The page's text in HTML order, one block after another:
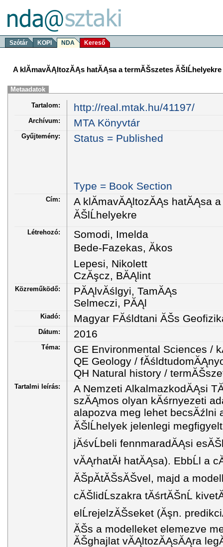
Szótár KOPI NDA Kereső
A klĂ­mavĂĄltozĂĄs hatĂĄsa a termĂŠszetes ĂŠlĹhelyekre
Metaadatok
Tartalom: http://real.mtak.hu/41197/
Archívum: MTA Könyvtár
Gyűjtemény: Status = Published
Type = Book Section
Cím:
A klĂ­mavĂĄltozĂĄs hatĂĄsa
ĂŠlĹhelyekre
Létrehozó:
Somodi, Imelda
Bede-Fazekas, Ăkos
Lepesi, Nikolett
CzĂşcz, BĂĄlint
Közreműködő:
PĂĄlvĂślgyi, TamĂĄs
Selmeczi, PĂĄl
Kiadó: Magyar FĂśldtani ĂŠs
Dátum: 2016
Téma:
GE Environmental Sciences /
QE Geology /
QH Natural history /
Tartalmi leírás:
A Nemzeti AlkalmazkodĂĄsi
szĂĄmos olyan kĂśrnyezeti
alapozva meg lehet becsĂźlni
ĂŠlĹhelyek jelenlegi
jĂśvĹbeli fennmaradĂĄsi
vĂĄrhatĂł hatĂĄsa). EbbĹl a
ĂŠpĂ­tĂŠsĂŠvel, majd a
cĂŠlidĹszakra tĂśrtĂŠnĹ
elĹrejelzĂŠseket (Ăşn.
ĂŠs a modelleket elemezve
ĂŠghajlat vĂĄltozĂĄsĂĄra